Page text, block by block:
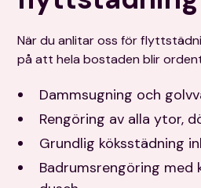
När du anlitar oss för
på att hela bostaden blir
Dammsugning och
Rengöring av alla ytor,
Grundlig köksstädning
Badrumsrengöring med